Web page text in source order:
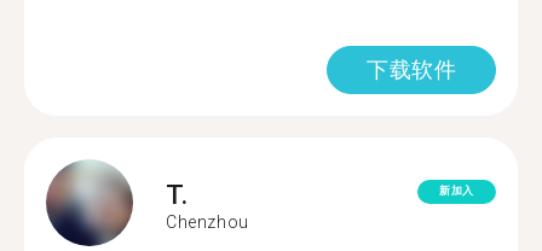
下载软件
T.
Chenzhou
新加入